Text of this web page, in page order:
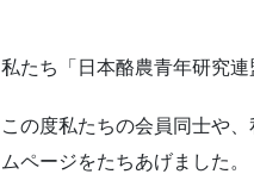
私たち「日本酪農青年研究
この度私たちの会員同士や
ムページをたちあげました。